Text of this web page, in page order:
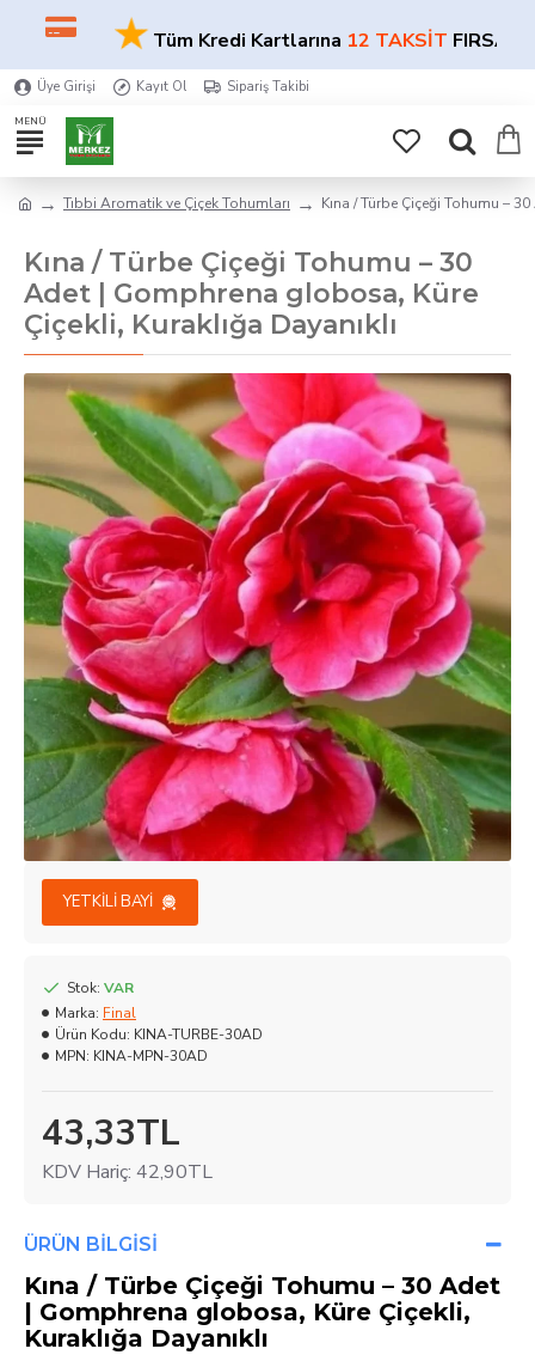
★Tüm Kredi Kartlarına12 TAKSİTFIRSATI!
Üye Girişi Kayıt Ol Sipariş Takibi
Tıbbi Aromatik ve Çiçek Tohumları Kına / Türbe Çiçeği Tohumu –
Kına / Türbe Çiçeği Tohumu – 30
Adet | Gomphrena globosa, Küre
Çiçekli, Kuraklığa Dayanıklı
YETKILI BAYI
43,33TL
KDV Hariç: 42,90TL
Stok: VAR
Marka: Final
Ürün Kodu: KINA-TURBE-30AD
MPN: KINA-MPN-30AD
ÜRÜN BILGISI
Kına / Türbe Çiçeği Tohumu – 30 Adet
| Gomphrena globosa, Küre Çiçekli,
Kuraklığa Dayanıklı